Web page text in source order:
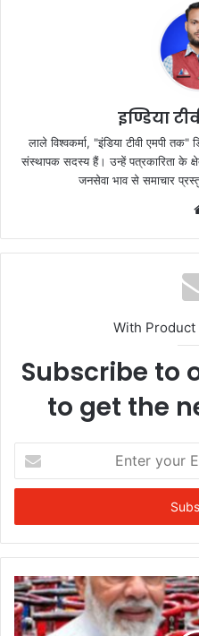
इण्डिया
लाले विश्वकर्मा, "इंडिया टीवी एमपी
संस्थापक सदस्य हैं। उन्हें पत्रकारिता के
जनसेवा भाव से समाचार
With Product
Subscribe to
to get the
your
Email